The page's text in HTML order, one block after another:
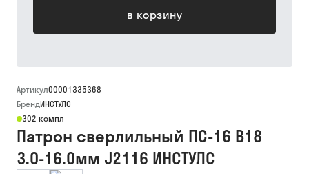
в корзину
Артикул00001335368
БрендИНСТУЛС
302 компл
Патрон сверлильный ПС-16 В18
3.0-16.0мм J2116 ИНСТУЛС